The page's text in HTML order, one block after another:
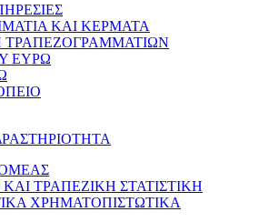
ΚΑΙ ΚΕΡΜΑΤΑ
ΕΥΡΩ
ΤΡΑΠΕΖΙΚΗ ΣΤΑΤΙΣΤΙΚΗ
ΧΡΗΜΑΤΟΠΙΣΤΩΤΙΚΑ